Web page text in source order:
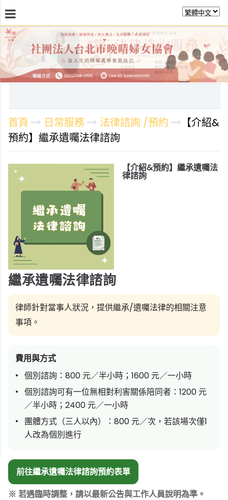
最新消息 關於晚晴 日常服務 課程活動
首頁 日常服務 法律諮詢 /預約
【介紹&
預約】繼承遺囑法律諮詢
【介紹&預約】繼承遺囑法
律諮詢
繼承遺囑法律諮詢
律師針對當事人狀況，提供繼承/遺囑法律的相關注意
事項。
費用與方式
個別諮詢：800 元／半小時；1600 元／一小時
個別諮詢可有一位無相對利害關係陪同者：1200 元
／半小時；2400 元／一小時
團體方式（三人以內）：800 元／次，若該場次僅1
人改為個別進行
前往繼承遺囑法律諮詢預約表單
※ 若遇臨時調整，請以最新公告與工作人員說明為準。